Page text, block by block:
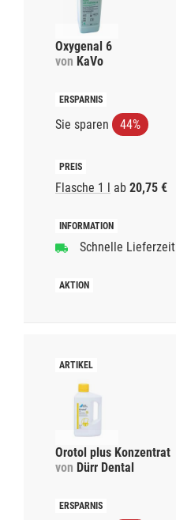
Oxygenal 6
von KaVo
Sie sparen 44%
Flasche 1 l ab 20,75 €
Schnelle Lieferzeit
Orotol plus Konzentrat
von Dürr Dental